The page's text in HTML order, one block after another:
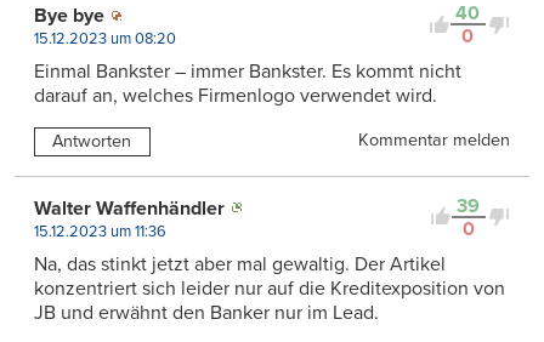
40
0
Bye bye
15.12.2023 um 08:20
Einmal Bankster – immer Bankster. Es kommt nicht
darauf an, welches Firmenlogo verwendet wird.
Antworten Kommentar melden
39
0
Walter Waffenhändler
15.12.2023 um 11:36
Na, das stinkt jetzt aber mal gewaltig. Der Artikel
konzentriert sich leider nur auf die Kreditexposition von
JB und erwähnt den Banker nur im Lead.